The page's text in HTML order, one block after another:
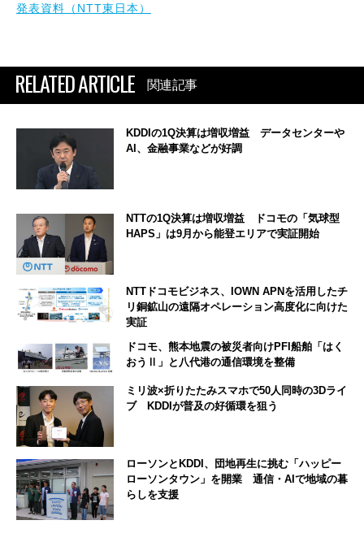
発表資料（NTT東日本）
RELATED ARTICLE 関連記事
KDDIの1Q決算は増収増益 データセンターや
AI、金融事業などが好調
NTTの1Q決算は増収増益 ドコモの「気球型
HAPS」は9月から能登エリアで実証開始
NTTドコモビジネス、IOWN APNを活用したチ
リ銅鉱山の遠隔オペレーション高度化に向けた
実証
ドコモ、熊本地震の被災者向けPFI船舶「はく
おうⅡ」と八代港の通信環境を整備
ミリ波×折りたたみスマホで50人同時の3Dライ
ブ KDDIが普及の好循環を狙う
ローソンとKDDI、団地再生に挑む「ハッピー
ローソンタウン」を開業 通信・AIで地域の暮
らしを支援